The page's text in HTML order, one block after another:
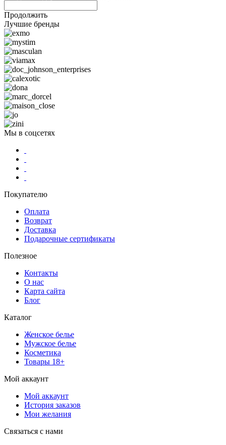
Продолжить
Лучшие бренды
Мы в соцсетях
Покупателю
Оплата
Возврат
Доставка
Подарочные сертификаты
Полезное
Контакты
О нас
Карта сайта
Блог
Каталог
Женское белье
Мужское белье
Косметика
Товары 18+
Мой аккаунт
Мой аккаунт
История заказов
Мои желания
Связаться с нами